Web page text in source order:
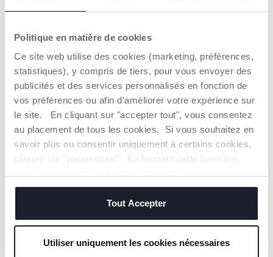
Politique en matière de cookies
Ce site web utilise des cookies (marketing, préférences,
statistiques), y compris de tiers, pour vous envoyer des
publicités et des services personnalisés en fonction de
vos préférences ou afin d'améliorer votre expérience sur
le site. En cliquant sur "accepter tout", vous consentez
au placement de tous les cookies. Si vous souhaitez en
savoir plus ou consentir uniquement à certains cookies,
cliquez sur "paramètres". En fermant cette bannière,
techniques, qui sont essentiels au service demandé.
Tout Accepter
Utiliser uniquement les cookies nécessaires
+ COULEURS
Tapis d'Eveil Color Gym
54,99 €
AJOUTER
Tapis d'activités
Out&Indoor
39,99 €
AJOUTER
2=3 2=3